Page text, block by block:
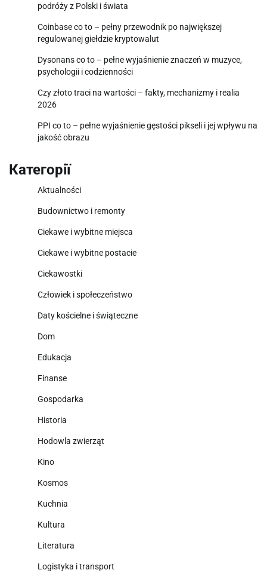
podróży z Polski i świata
Coinbase co to – pełny przewodnik po największej
regulowanej giełdzie kryptowalut
Dysonans co to – pełne wyjaśnienie znaczeń w muzyce,
psychologii i codzienności
Czy złoto traci na wartości – fakty, mechanizmy i realia
2026
PPI co to – pełne wyjaśnienie gęstości pikseli i jej wpływu na
jakość obrazu
Категорії
Aktualności
Budownictwo i remonty
Ciekawe i wybitne miejsca
Ciekawe i wybitne postacie
Ciekawostki
Człowiek i społeczeństwo
Daty kościelne i świąteczne
Dom
Edukacja
Finanse
Gospodarka
Historia
Hodowla zwierząt
Kino
Kosmos
Kuchnia
Kultura
Literatura
Logistyka i transport